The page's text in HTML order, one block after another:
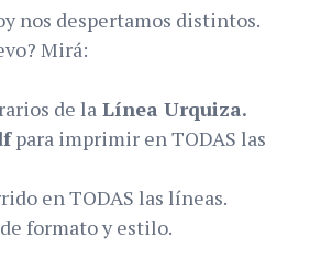
nos despertamos distintos.
Mirá:
de la Línea Urquiza.
para imprimir en TODAS las
en TODAS las líneas.
formato y estilo.